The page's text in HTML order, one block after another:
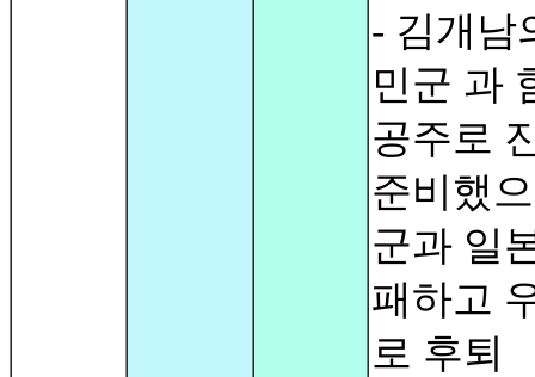
- 김개남
민군 과
공주로
준비했
군과 일
패하고
로 후퇴